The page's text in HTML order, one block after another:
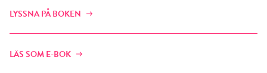
LYSSNA PÅ BOKEN
LÄS SOM E-BOK